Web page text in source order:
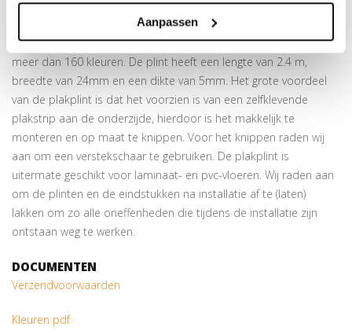
Aanpassen
INFORMATIE OVER DE PLAKPLINT
De plakplint is gemaakt van Abachie en kan geleverd worden in
meer dan 160 kleuren. De plint heeft een lengte van 2.4 m,
breedte van 24mm en een dikte van 5mm. Het grote voordeel
van de plakplint is dat het voorzien is van een zelfklevende
plakstrip aan de onderzijde, hierdoor is het makkelijk te
monteren en op maat te knippen. Voor het knippen raden wij
aan om een verstekschaar te gebruiken. De plakplint is
uitermate geschikt voor laminaat- en pvc-vloeren. Wij raden aan
om de plinten en de eindstukken na installatie af te (laten)
lakken om zo alle oneffenheden die tijdens de installatie zijn
ontstaan weg te werken.
DOCUMENTEN
Verzendvoorwaarden
Kleuren pdf